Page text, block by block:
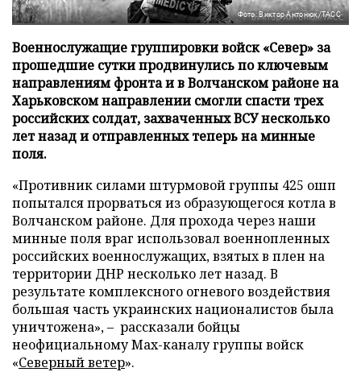
Фото: Виктор Антонюк/ТАСС
Военнослужащие группировки войск «Север» за
прошедшие сутки продвинулись по ключевым
направлениям фронта и в Волчанском районе на
Харьковском направлении смогли спасти трех
российских солдат, захваченных ВСУ несколько
лет назад и отправленных теперь на минные
поля.
«Противник силами штурмовой группы 425 ошп
попытался прорваться из образующегося котла в
Волчанском районе. Для прохода через наши
минные поля враг использовал военнопленных
российских военнослужащих, взятых в плен на
территории ДНР несколько лет назад. В
результате комплексного огневого воздействия
большая часть украинских националистов была
уничтожена», – рассказали бойцы
неофициальному Max-каналу группы войск
«Северный ветер».